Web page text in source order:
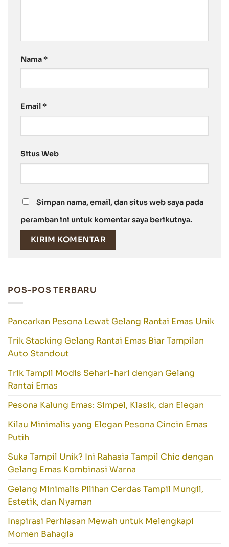
Nama*
Email*
Situs Web
Simpan nama, email, dan situs web saya pada
peramban ini untuk komentar saya berikutnya.
POS-POS TERBARU
Pancarkan Pesona Lewat Gelang Rantai Emas Unik
Trik Stacking Gelang Rantai Emas Biar Tampilan
Auto Standout
Trik Tampil Modis Sehari-hari dengan Gelang
Rantai Emas
Pesona Kalung Emas: Simpel, Klasik, dan Elegan
Kilau Minimalis yang Elegan Pesona Cincin Emas
Putih
Suka Tampil Unik? Ini Rahasia Tampil Chic dengan
Gelang Emas Kombinasi Warna
Gelang Minimalis Pilihan Cerdas Tampil Mungil,
Estetik, dan Nyaman
Inspirasi Perhiasan Mewah untuk Melengkapi
Momen Bahagia